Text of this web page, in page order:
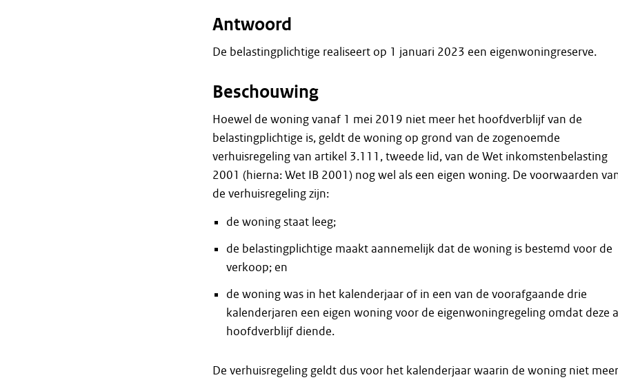
Antwoord
De belastingplichtige realiseert op 1 januari 2023 een eigenwoningreserve.
Beschouwing
Hoewel de woning vanaf 1 mei 2019 niet meer het hoofdverblijf van de
belastingplichtige is, geldt de woning op grond van de zogenoemde
verhuisregeling van artikel 3.111, tweede lid, van de Wet inkomstenbelasting
2001 (hierna: Wet IB 2001) nog wel als een eigen woning. De voorwaarden
de verhuisregeling zijn:
de woning staat leeg;
de belastingplichtige maakt aannemelijk dat de woning is bestemd voor de
verkoop; en
de woning was in het kalenderjaar of in een van de voorafgaande drie
kalenderjaren een eigen woning voor de eigenwoningregeling omdat deze
hoofdverblijf diende.
De verhuisregeling geldt dus voor het kalenderjaar waarin de woning niet meer